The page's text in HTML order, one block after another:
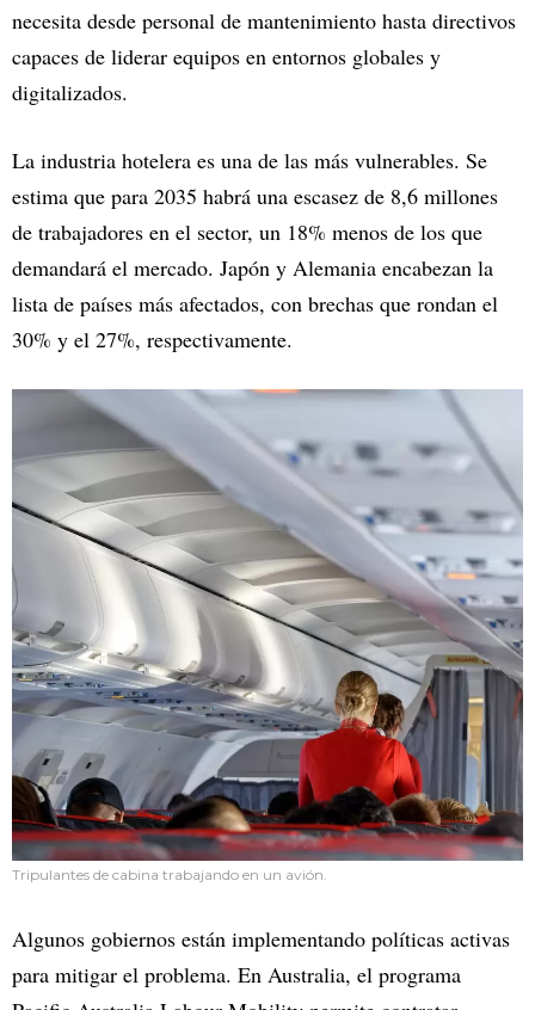
necesita desde personal de mantenimiento hasta directivos
capaces de liderar equipos en entornos globales y
digitalizados.
La industria hotelera es una de las más vulnerables. Se
estima que para 2035 habrá una escasez de 8,6 millones
de trabajadores en el sector, un 18% menos de los que
demandará el mercado. Japón y Alemania encabezan la
lista de países más afectados, con brechas que rondan el
30% y el 27%, respectivamente.
Tripulantes de cabina trabajando en un avión.
Algunos gobiernos están implementando políticas activas
para mitigar el problema. En Australia, el programa